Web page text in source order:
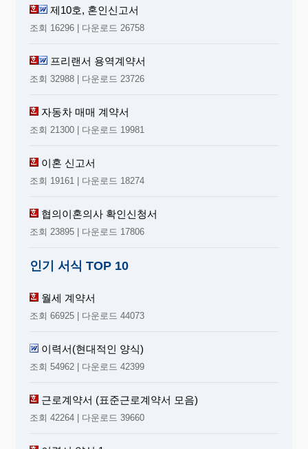
제10호, 혼인신고서
조회 16296 | 다운로드 26758
프리랜서 용역계약서
조회 32988 | 다운로드 23726
자동차 매매 계약서
조회 21300 | 다운로드 19981
이혼 신고서
조회 19161 | 다운로드 18274
협의이혼의사 확인신청서
조회 23895 | 다운로드 17806
인기 서식 TOP 10
월세 계약서
조회 66925 | 다운로드 44073
이력서(현대적인 양식)
조회 54962 | 다운로드 42399
근로계약서 (표준근로계약서 모음)
조회 42264 | 다운로드 39660